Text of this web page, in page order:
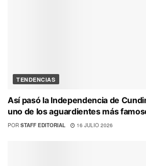
TENDENCIAS
Así pasó la Independencia de
uno de los aguardientes más
POR STAFF EDITORIAL 16 JULIO 2026